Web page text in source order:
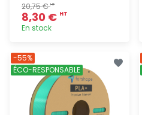
20,75 €HT
8,30 € HT
En stock
rapide
-55%
ÉCO-RESPONSABLE